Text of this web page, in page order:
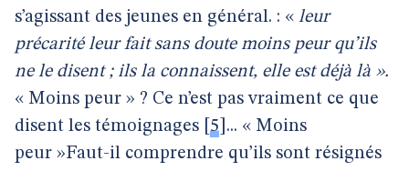
s’agissant des jeunes en général. : « leur
précarité leur fait sans doute moins peur qu’ils
ne le disent ; ils la connaissent, elle est déjà là ».
« Moins peur » ? Ce n’est pas vraiment ce que
disent les témoignages 5 ... « Moins
peur »Faut-il comprendre qu’ils sont résignés